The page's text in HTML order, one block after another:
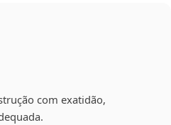
com exatidão,